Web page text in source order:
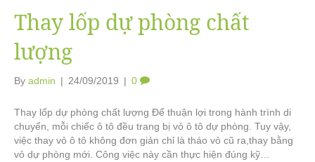
Thay lốp dự phòng chất
lượng
By admin | 24/09/2019 | 0
Thay lốp dự phòng chất lượng Để thuận lợi trong hành trình di
chuyển, mỗi chiếc ô tô đều trang bị vỏ ô tô dự phòng. Tuy vậy,
việc thay vỏ ô tô không đơn giản chỉ là tháo vỏ cũ ra,thay bằng
vỏ dự phòng mới. Công việc này cần thực hiện đúng kỹ…